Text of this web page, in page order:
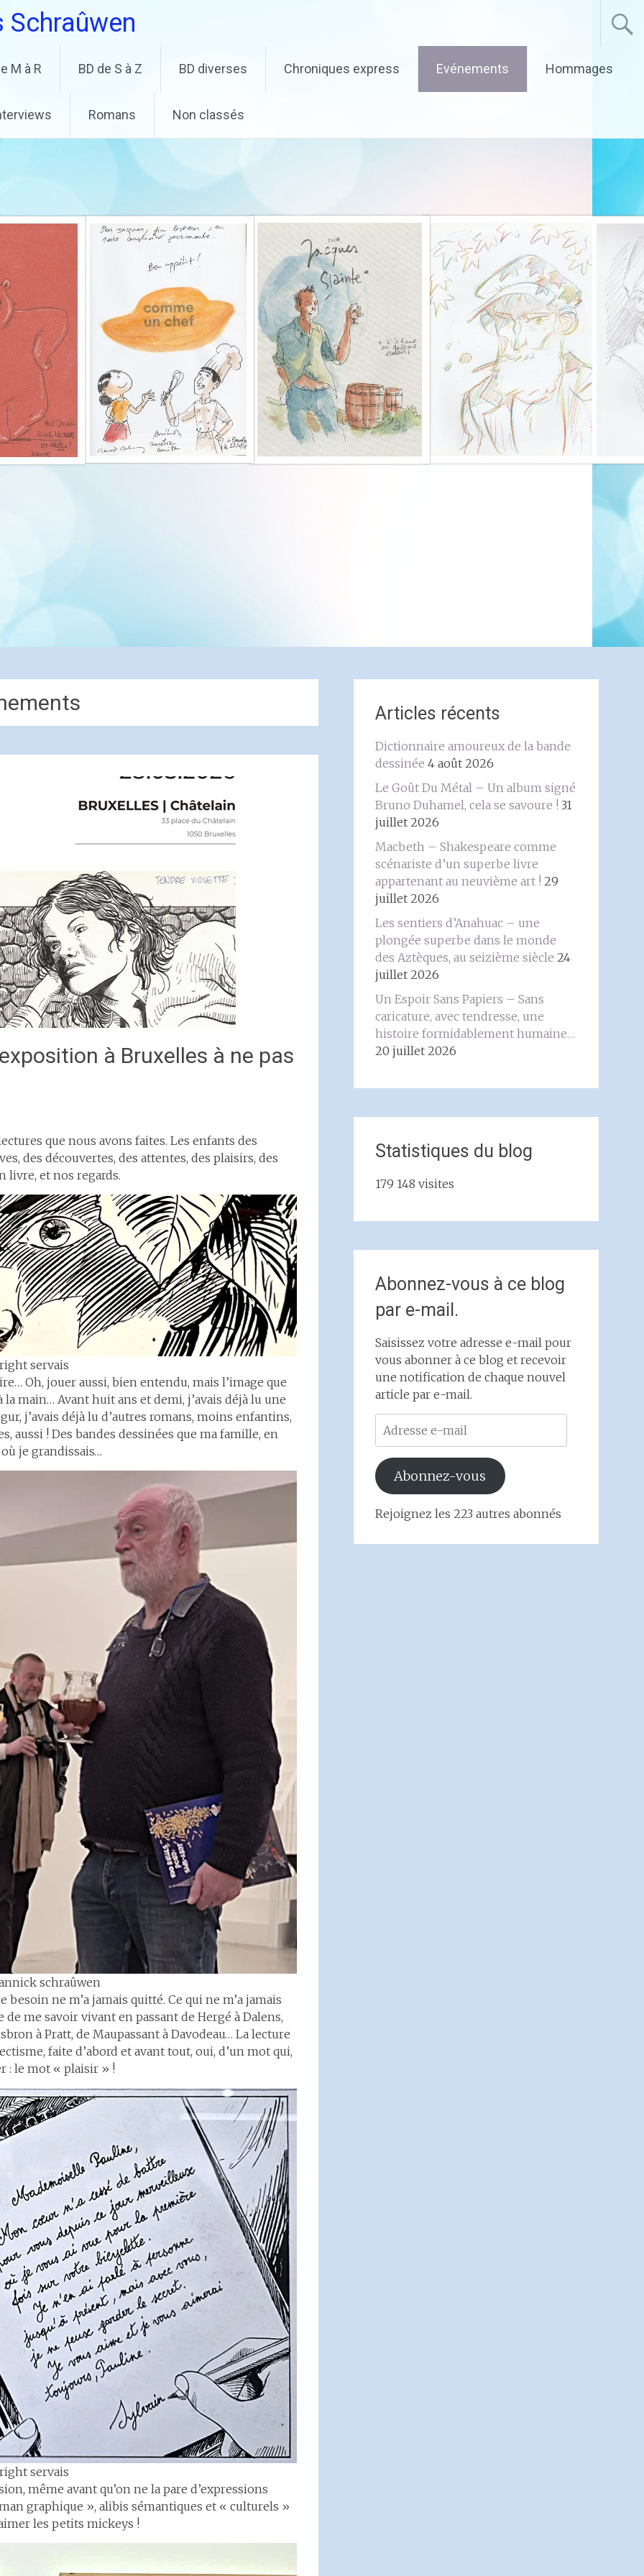
M à R BD de S à Z BD diverses Chroniques express Evénements Hommages
Romans Non classés
à Bruxelles à ne pas
que nous avons faites. Les enfants des
des découvertes, des attentes, des plaisirs, des
livre, et nos regards.
servais
Oh, jouer aussi, bien entendu, mais l’image que
main… Avant huit ans et demi, j’avais déjà lu une
j’avais déjà lu d’autres romans, moins enfantins,
aussi ! Des bandes dessinées que ma famille, en
je grandissais…
schraûwen
besoin ne m’a jamais quitté. Ce qui ne m’a jamais
me savoir vivant en passant de Hergé à Dalens,
à Pratt, de Maupassant à Davodeau… La lecture
faite d’abord et avant tout, oui, d’un mot qui,
: le mot « plaisir » !
servais
même avant qu’on ne la pare d’expressions
graphique », alibis sémantiques et « culturels »
les petits mickeys !
Articles récents
Dictionnaire amoureux de la bande
dessinée 4 août 2026
Le Goût Du Métal – Un album signé
Bruno Duhamel, cela se savoure ! 31
juillet 2026
Macbeth – Shakespeare comme
scénariste d’un superbe livre
appartenant au neuvième art ! 29
juillet 2026
Les sentiers d’Anahuac – une
plongée superbe dans le monde
des Aztèques, au seizième siècle 24
juillet 2026
Un Espoir Sans Papiers – Sans
caricature, avec tendresse, une
histoire formidablement humaine…
20 juillet 2026
Statistiques du blog
179 148 visites
Abonnez-vous à ce blog
par e-mail.
Saisissez votre adresse e-mail pour
vous abonner à ce blog et recevoir
une notification de chaque nouvel
article par e-mail.
Adresse
e-
mail
Abonnez-vous
Rejoignez les 223 autres abonnés